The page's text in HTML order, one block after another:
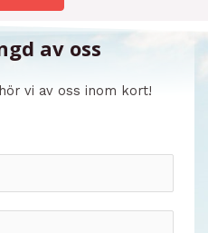
av oss
vi av oss inom kort!